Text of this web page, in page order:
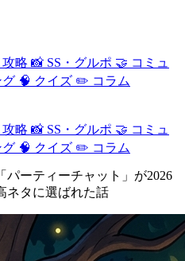
攻略 📸 SS・グルポ 🤝 コミュ
グ 🧠 クイズ ✏️ コラム
攻略 📸 SS・グルポ 🤝 コミュ
グ 🧠 クイズ ✏️ コラム
パーティーチャット」が2026
ネタに選ばれた話